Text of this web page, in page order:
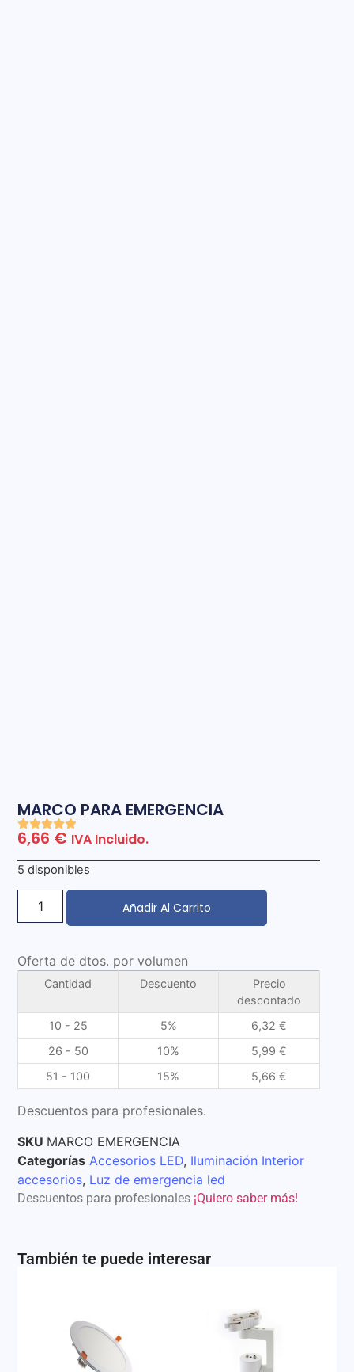
MARCO PARA EMERGENCIA
6,66 € IVA Incluido.
5 disponibles
Añadir Al Carrito
Oferta de dtos. por volumen
Cantidad Descuento
Precio
descontado
10 - 25
5% 6,32€
26 - 50
10% 5,99€
51 - 100
15% 5,66€
Descuentos para profesionales.
SKU MARCO EMERGENCIA
Categorías Accesorios LED, Iluminación Interior
accesorios, Luz de emergencia led
Descuentos para profesionales ¡Quiero saber más!
También te puede interesar